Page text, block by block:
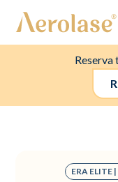
Reserva
ERA ELITE